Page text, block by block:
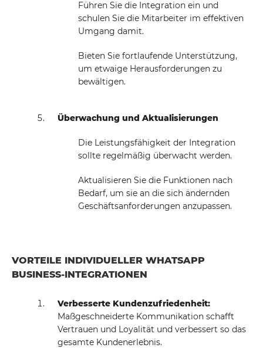
Führen Sie die Integration ein und
schulen Sie die Mitarbeiter im effektiven
Umgang damit.
Bieten Sie fortlaufende Unterstützung,
um etwaige Herausforderungen zu
bewältigen.
Überwachung und Aktualisierungen
Die Leistungsfähigkeit der Integration
sollte regelmäßig überwacht werden.
Aktualisieren Sie die Funktionen nach
Bedarf, um sie an die sich ändernden
Geschäftsanforderungen anzupassen.
VORTEILE INDIVIDUELLER WHATSAPP
BUSINESS-INTEGRATIONEN
Verbesserte Kundenzufriedenheit:
Maßgeschneiderte Kommunikation schafft
Vertrauen und Loyalität und verbessert so das
gesamte Kundenerlebnis.